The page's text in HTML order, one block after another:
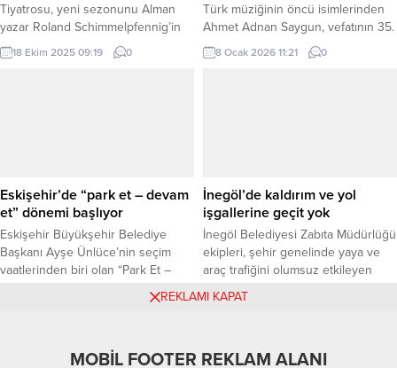
Tiyatrosu, yeni sezonunu Alman
yazar Roland Schimmelpfennig’in
“Altın Ejderha” adlı oyunu ile açtı.
Uğur Mumcu Kültür ve Sanat
“Altın Ejderha” adlı oyunla açtı....
18 Ekim 2025 09:19 0
Türk müziğinin öncü isimlerinden
Ahmet Adnan Saygun, vefatının 35.
yıl dönümünde Türk Eğitim Vakfı
(TEV) tarafından Zincirlikuyu
kuruluşlarından Türk Eğitim Vakfı
(TEV), destekçisi olan...
8 Ocak 2026 11:21 0
Eskişehir’de “park et – devam
et” dönemi başlıyor
Eskişehir Büyükşehir Belediye
Başkanı Ayşe Ünlüce’nin seçim
vaatlerinden biri olan “Park Et –
rahat bir nefes alacak. ESKİŞEHİR
İnegöl’de kaldırım ve yol
işgallerine geçit yok
İnegöl Belediyesi Zabıta Müdürlüğü
ekipleri, şehir genelinde yaya ve
araç trafiğini olumsuz etkileyen
denetimlerini aralıksız sürdürüyor.
edilmesini engellemek amacıyla
13 Ağustos 2025 09:09
REKLAMI KAPAT
MOBİL FOOTER REKLAM ALANI